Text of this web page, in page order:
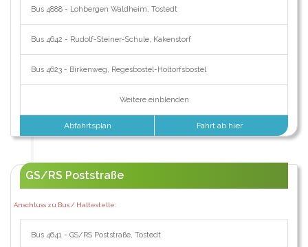
Bus 4888 - Lohbergen Waldheim, Tostedt
Bus 4642 - Rudolf-Steiner-Schule, Kakenstorf
Bus 4623 - Birkenweg, Regesbostel-Holtorfsbostel
Weitere einblenden
Abfahrtsplan Fahrt ab hier
GS/RS Poststraße
Anschluss zu Bus / Haltestelle:
Bus 4641 - GS/RS Poststraße, Tostedt